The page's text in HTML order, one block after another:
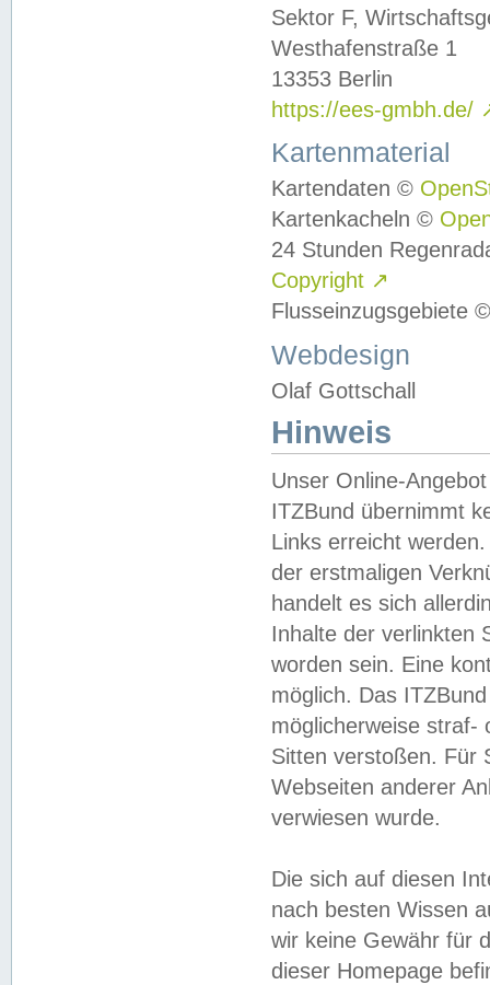
Sektor F,
Westhafenstraße 1
13353 Berlin
https://ees-gmbh.de/
Kartenmaterial
Kartendaten ©
Kartenkacheln ©
24 Stunden
Copyright ↗
Flusseinzugsgebiete
Webdesign
Olaf Gottschall
Hinweis
Unser Online-
ITZBund übernimmt
Links erreicht
der erstmaligen
handelt es sich
Inhalte der verlinkten
worden sein. Eine
möglich. Das
möglicherweise straf-
Sitten verstoßen. Für
Webseiten anderer
verwiesen wurde.
Die sich auf diesen
nach besten Wissen
wir keine Gewähr für
dieser Homepage